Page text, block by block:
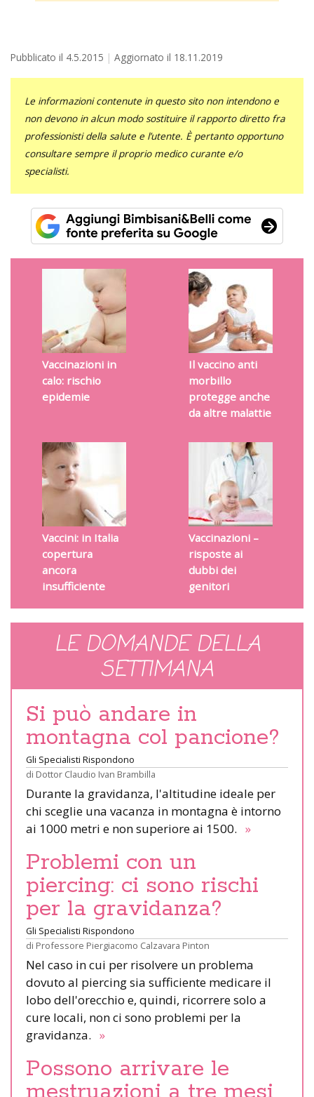
Pubblicato il 4.5.2015 Aggiornato il 18.11.2019
Le informazioni contenute in questo sito non intendono e
non devono in alcun modo sostituire il rapporto diretto fra
professionisti della salute e l’utente. È pertanto opportuno
consultare sempre il proprio medico curante e/o
specialisti.
Vaccinazioni in
calo: rischio
epidemie
Il vaccino anti
morbillo
protegge anche
da altre malattie
Vaccini: in Italia
copertura
ancora
insufficiente
Vaccinazioni –
risposte ai
dubbi dei
genitori
LE DOMANDE DELLA
SETTIMANA
Si può andare in
montagna col pancione?
Gli Specialisti Rispondono
di Dottor Claudio Ivan Brambilla
Durante la gravidanza, l'altitudine ideale per
chi sceglie una vacanza in montagna è intorno
ai 1000 metri e non superiore ai 1500. »
Problemi con un
piercing: ci sono rischi
per la gravidanza?
Gli Specialisti Rispondono
di Professore Piergiacomo Calzavara Pinton
Nel caso in cui per risolvere un problema
dovuto al piercing sia sufficiente medicare il
lobo dell'orecchio e, quindi, ricorrere solo a
cure locali, non ci sono problemi per la
gravidanza. »
Possono arrivare le